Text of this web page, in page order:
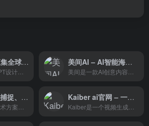
PPT世界 – 汇集全球优秀PPTer 美间AI – AI智能海报，AI提案PPT，AI场景拼搭
AI驱动的三维捕捉、建模和渲染工具 Kaiber ai官网 – 一个免费的视频生成引擎